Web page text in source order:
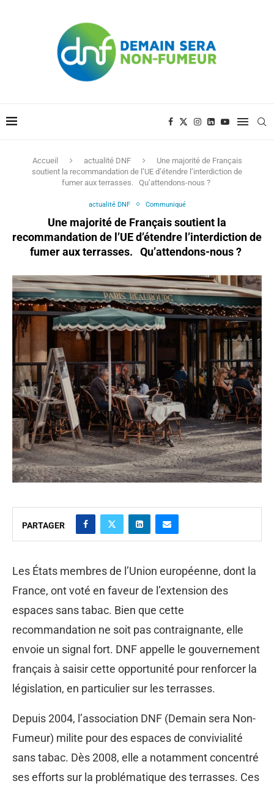
Accueil actualité DNF
Une majorité de Français
soutient la recommandation de l’UE d’étendre l’interdiction de
fumer aux terrasses. Qu’attendons-nous ?
actualité DNF Communiqué
Une majorité de Français soutient la
recommandation de l’UE d’étendre l’interdiction de
fumer aux terrasses. Qu’attendons-nous ?
PARTAGER
Les États membres de l’Union européenne, dont la
France, ont voté en faveur de l’extension des
espaces sans tabac. Bien que cette
recommandation ne soit pas contraignante, elle
envoie un signal fort. DNF appelle le gouvernement
français à saisir cette opportunité pour renforcer la
législation, en particulier sur les terrasses.
Depuis 2004, l’association DNF (Demain sera Non-
Fumeur) milite pour des espaces de convivialité
sans tabac. Dès 2008, elle a notamment concentré
ses efforts sur la problématique des terrasses. Ces